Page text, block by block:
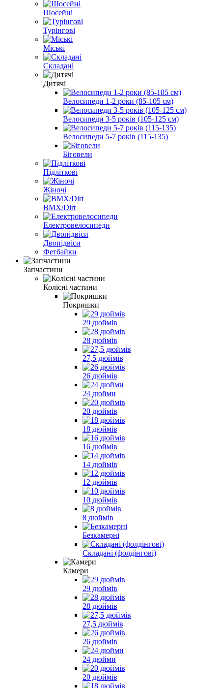
Шосейні
Турінгові
Міські
Складані
Дитячі
Велосипеди 1-2 роки (85-105 см)
Велосипеди 3-5 років (105-125 см)
Велосипеди 5-7 років (115-135)
Біговели
Підліткові
Жіночі
BMX/Dirt
Електровелосипеди
Двопідвіси
Фетбайки
Запчастини
Колісні частини
Покришки
29 дюймів
28 дюймів
27,5 дюймів
26 дюймів
24 дюйми
20 дюймів
18 дюймів
16 дюймів
14 дюймів
12 дюймів
10 дюймів
8 дюймів
Безкамерні
Складані (фолдінгові)
Камери
29 дюймів
28 дюймів
27,5 дюймів
26 дюймів
24 дюйми
20 дюймів